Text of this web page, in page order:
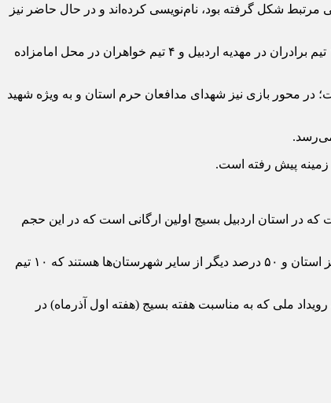
شکل گرفته بود، نام‌نویسی کرده‌اند و در حال حاضر نیز
وی تشریح کرد: تیم‌های شرکت کننده در سه محور پویانمایی، نرم‌افزار و بازی‌های مرتبط با تلفن همراه باهم به رقابت می‌پردازند که از استان ۱۶ تیم برادران در مهدیه اردبیل و ۴ تیم خواهران در محل امامزاده
در محور بازی نیز شهدای مدافعان حرم استان و به ویژه شهید
زمینه پیش رفته است.
به اجرا می‌توان گفت که در استان اردبیل بسیج اولین ارگانی است که در این حجم
وی اضافه کرد: سال گذشته این رویداد با فراخوانی در چارچوب بسیج انجام شد اما امسال با تمهیدات صورت گرفته حدود ۵۰ درصد تیم‌ها از مرکز استان و ۵۰ درصد دیگر از سایر شهرستان‌ها هستند که ۱۰ تیم
ملی که به مناسبت هفته بسیج (هفته اول آذرماه) در